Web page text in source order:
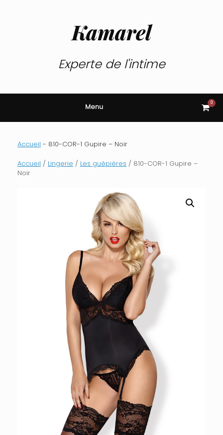
Kamarel
Experte de l'intime
Menu View
cart
0
Accueil - 810-COR-1 Gupire – Noir
Accueil / Lingerie / Les guêpières / 810-COR-1 Gupire –
Noir